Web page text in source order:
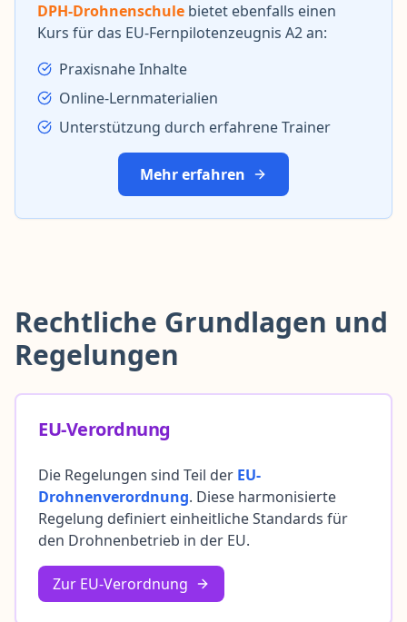
DPH-Drohnenschule bietet ebenfalls einen
Kurs für das EU-Fernpilotenzeugnis A2 an:
Praxisnahe Inhalte
Online-Lernmaterialien
Unterstützung durch erfahrene Trainer
Mehr erfahren
Rechtliche Grundlagen und
Regelungen
EU-Verordnung
Die Regelungen sind Teil der EU-
Drohnenverordnung. Diese harmonisierte
Regelung definiert einheitliche Standards für
den Drohnenbetrieb in der EU.
Zur EU-Verordnung